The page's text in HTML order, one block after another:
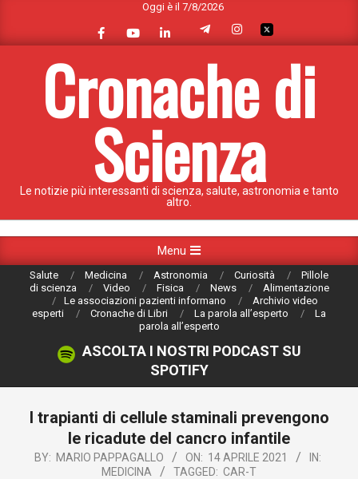
content
Oggi è il 7/8/2026
Cronache di
Scienza
Le notizie più interessanti di scienza, salute, astronomia e tanto
altro.
Navigation
Menu
Salute Medicina Astronomia Curiosità
Pillole
di scienza
Video Fisica News
Alimentazione
Le associazioni pazienti informano
Archivio video
esperti
Cronache di Libri La parola all’esperto
La
parola all’esperto
ASCOLTA I NOSTRI PODCAST SU
SPOTIFY
I trapianti di cellule staminali prevengono
le ricadute del cancro infantile
BY: MARIO PAPPAGALLO ON: 14 APRILE 2021
IN:
MEDICINA
TAGGED: CAR-T